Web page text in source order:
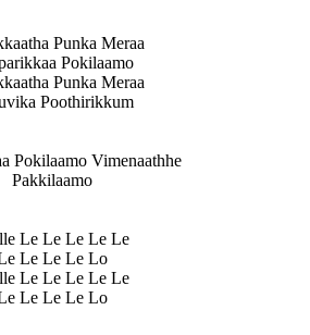
Punka Meraa
Pokilaamo
Punka Meraa
Poothirikkum
Pokilaamo Vimenaathhe
Pakkilaamo
Le Le Le Le Le
Le Le Le Lo
Le Le Le Le Le
Le Le Le Lo